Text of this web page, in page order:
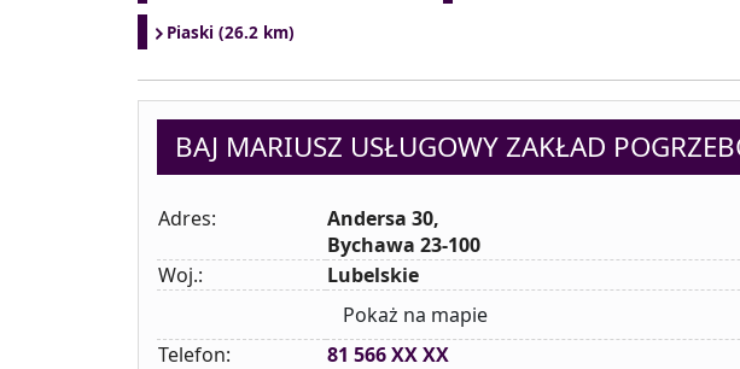
Piaski (26.2 km)
BAJ MARIUSZ USŁUGOWY ZAKŁAD
Adres:
Andersa 30,
Bychawa 23-100
Woj.:
Lubelskie
Pokaż na mapie
Telefon:
81 566 XX XX